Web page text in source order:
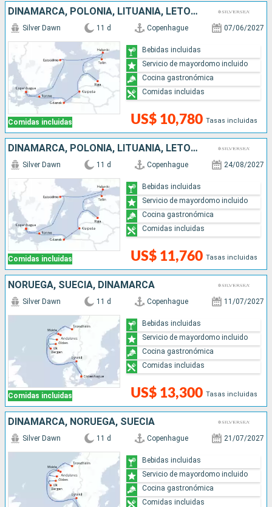
DINAMARCA, POLONIA, LITUANIA, LETONIA, FINLANDIA, ESTONIA, SUECIA
Comidas incluidas
Silver Dawn 11 d Copenhague 07/06/2027
US$ 10,780 Tasas incluidas
Bebidas incluidas
Servicio de mayordomo incluido
Cocina gastronómica
Comidas incluidas
DINAMARCA, POLONIA, LITUANIA, LETONIA, ESTONIA, FINLANDIA, SUECIA
Comidas incluidas
Silver Dawn 11 d Copenhague 24/08/2027
US$ 11,760 Tasas incluidas
Bebidas incluidas
Servicio de mayordomo incluido
Cocina gastronómica
Comidas incluidas
NORUEGA, SUECIA, DINAMARCA
Comidas incluidas
Silver Dawn 11 d Copenhague 11/07/2027
US$ 13,300 Tasas incluidas
Bebidas incluidas
Servicio de mayordomo incluido
Cocina gastronómica
Comidas incluidas
DINAMARCA, NORUEGA, SUECIA
Silver Dawn 11 d Copenhague 21/07/2027
Bebidas incluidas
Servicio de mayordomo incluido
Cocina gastronómica
Comidas incluidas